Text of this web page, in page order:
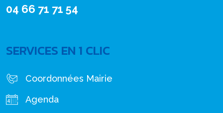
04 66 71 71 54
SERVICES EN 1 CLIC
Coordonnées Mairie
Agenda